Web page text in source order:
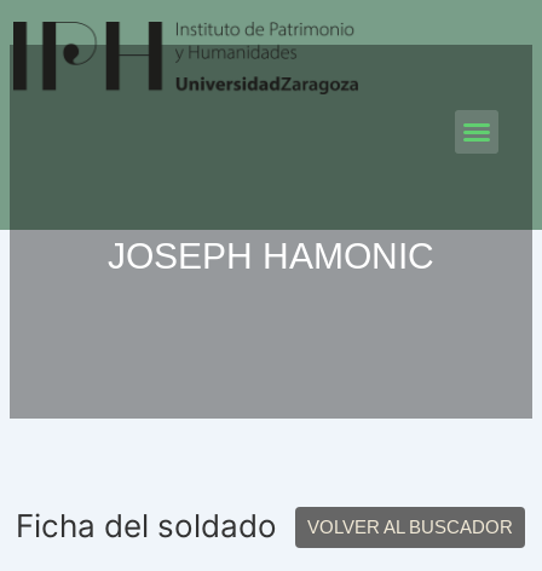
al
contenido
JOSEPH HAMONIC
Ficha del soldado VOLVER AL BUSCADOR